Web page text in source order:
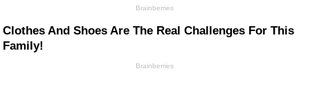
Brainberries
Clothes And Shoes Are The Real Challenges For This
Family!
Brainberries